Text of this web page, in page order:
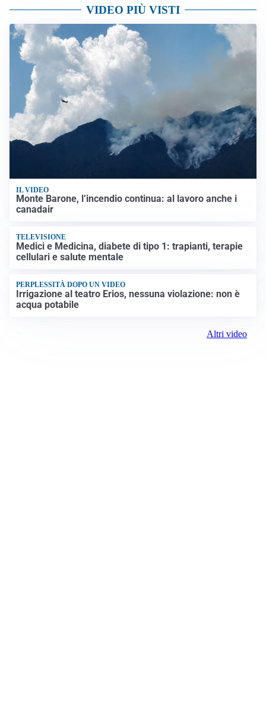
VIDEO PIÙ VISTI
IL VIDEO
Monte Barone, l’incendio continua: al lavoro anche i
canadair
TELEVISIONE
Medici e Medicina, diabete di tipo 1: trapianti, terapie
cellulari e salute mentale
PERPLESSITÀ DOPO UN VIDEO
Irrigazione al teatro Erios, nessuna violazione: non è
acqua potabile
Altri video